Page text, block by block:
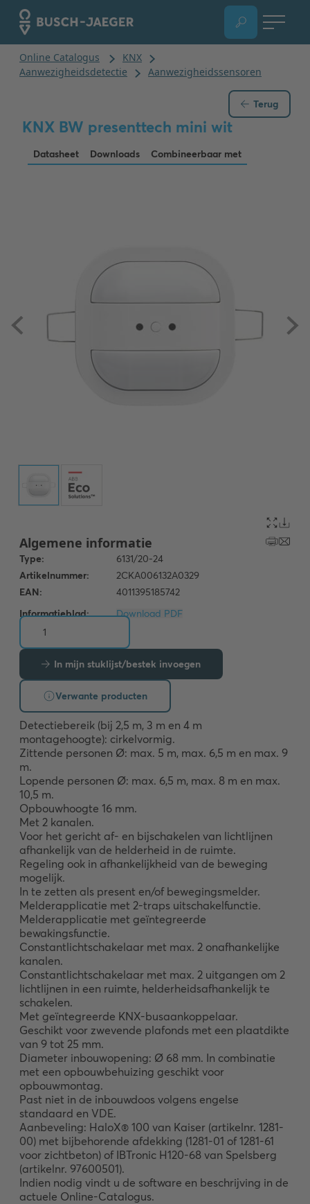
Terug
KNX BW presenttech mini wit
Datasheet Downloads Combineerbaar met
Informatieblad: Download PDF
In mijn stuklijst/bestek invoegen
Verwante producten
Detectiebereik (bij 2,5 m, 3 m en 4 m
montagehoogte): cirkelvormig.
Zittende personen Ø: max. 5 m, max. 6,5 m en max. 9
m.
Lopende personen Ø: max. 6,5 m, max. 8 m en max.
10,5 m.
Opbouwhoogte 16 mm.
Met 2 kanalen.
Voor het gericht af- en bijschakelen van lichtlijnen
afhankelijk van de helderheid in de ruimte.
Regeling ook in afhankelijkheid van de beweging
mogelijk.
In te zetten als present en/of bewegingsmelder.
Melderapplicatie met 2-traps uitschakelfunctie.
Melderapplicatie met geïntegreerde
bewakingsfunctie.
Constantlichtschakelaar met max. 2 onafhankelijke
kanalen.
Constantlichtschakelaar met max. 2 uitgangen om 2
lichtlijnen in een ruimte, helderheidsafhankelijk te
schakelen.
Met geïntegreerde KNX-busaankoppelaar.
Geschikt voor zwevende plafonds met een plaatdikte
van 9 tot 25 mm.
Diameter inbouwopening: Ø 68 mm. In combinatie
met een opbouwbehuizing geschikt voor
opbouwmontag.
Past niet in de inbouwdoos volgens engelse
standaard en VDE.
Aanbeveling: HaloX® 100 van Kaiser (artikelnr. 1281-
00) met bijbehorende afdekking (1281-01 of 1281-61
voor zichtbeton) of IBTronic H120-68 van Spelsberg
(artikelnr. 97600501).
Indien nodig vindt u de software en beschrijving in de
actuele Online-Catalogus.